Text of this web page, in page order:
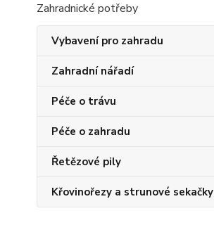
Zahradnické potřeby
Vybavení pro zahradu
Zahradní nářadí
Péče o trávu
Péče o zahradu
Řetězové pily
Křovinořezy a strunové sekačky